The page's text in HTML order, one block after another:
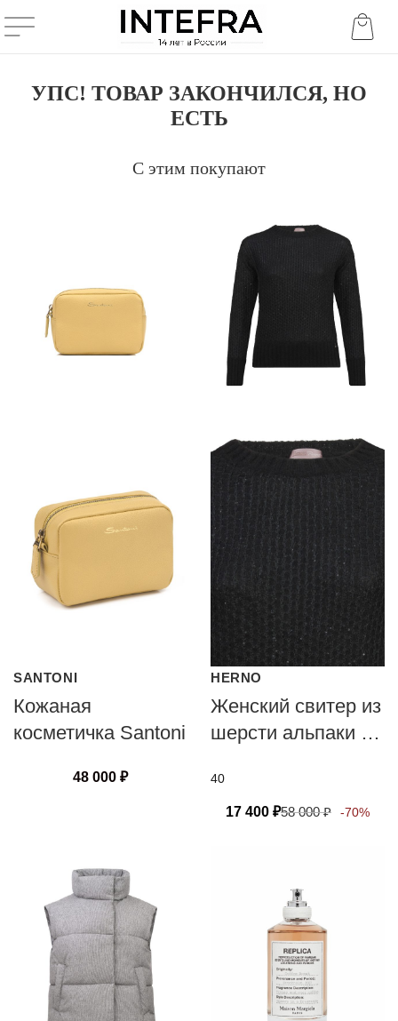
УПС! ТОВАР ЗАКОНЧИЛСЯ, НО
ЕСТЬ
С этим покупают
SANTONI
Кожаная
косметичка Santoni
48 000 ₽
HERNO
Женский свитер из
шерсти альпаки от
40
17 400 ₽58 000₽ -70%